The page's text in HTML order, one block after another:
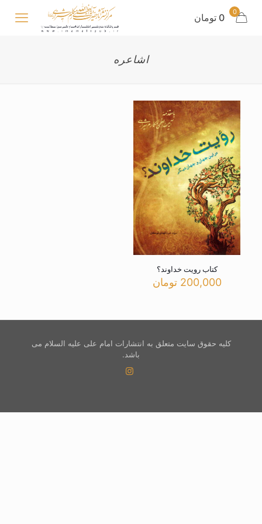
0 0 تومان
اشاعره
کتاب رویت خداوند؟
200,000 تومان
کلیه حقوق سایت متعلق به انتشارات امام علی علیه السلام می
باشد.